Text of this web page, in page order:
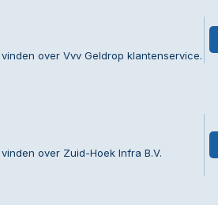
over Vvv Geldrop klantenservice.
over Zuid-Hoek Infra B.V.